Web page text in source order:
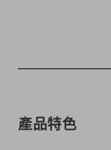
產品特色